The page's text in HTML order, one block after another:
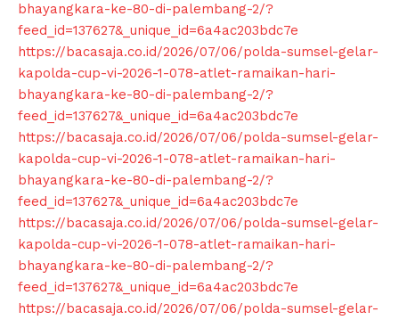
bhayangkara-ke-80-di-palembang-2/?
feed_id=137627&_unique_id=6a4ac203bdc7e
https://bacasaja.co.id/2026/07/06/polda-sumsel-gelar-
kapolda-cup-vi-2026-1-078-atlet-ramaikan-hari-
bhayangkara-ke-80-di-palembang-2/?
feed_id=137627&_unique_id=6a4ac203bdc7e
https://bacasaja.co.id/2026/07/06/polda-sumsel-gelar-
kapolda-cup-vi-2026-1-078-atlet-ramaikan-hari-
bhayangkara-ke-80-di-palembang-2/?
feed_id=137627&_unique_id=6a4ac203bdc7e
https://bacasaja.co.id/2026/07/06/polda-sumsel-gelar-
kapolda-cup-vi-2026-1-078-atlet-ramaikan-hari-
bhayangkara-ke-80-di-palembang-2/?
feed_id=137627&_unique_id=6a4ac203bdc7e
https://bacasaja.co.id/2026/07/06/polda-sumsel-gelar-